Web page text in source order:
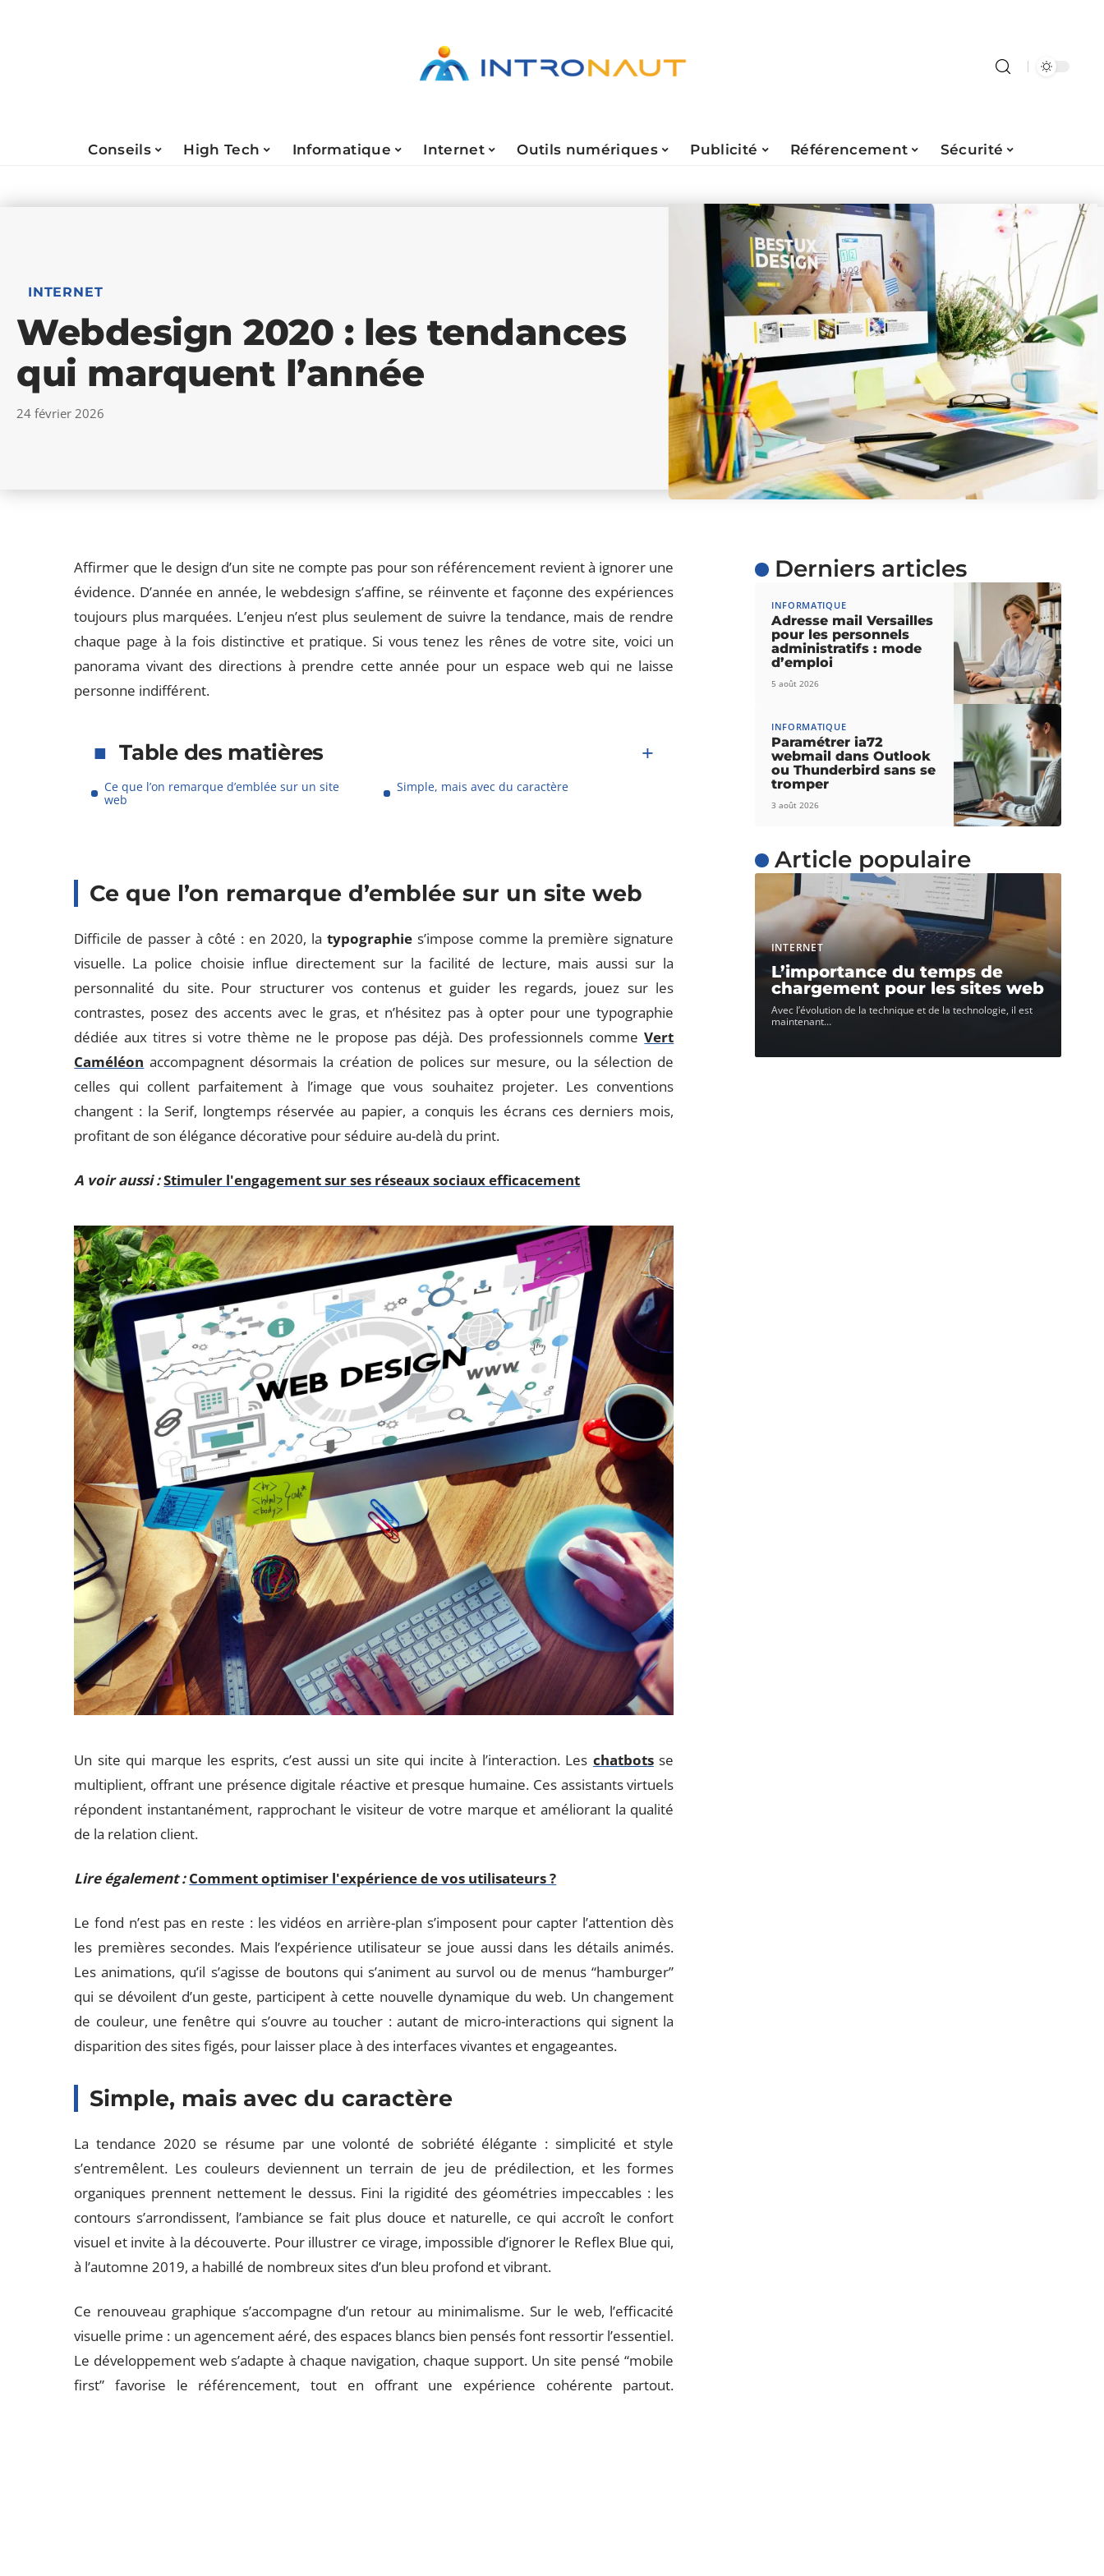
Conseils High Tech Informatique Internet Outils numériques Publicité Référencement Sécurité
INTERNET
Webdesign 2020 : les tendances
qui marquent l’année
24 février 2026
Affirmer que le design d’un site ne compte pas pour son référencement revient à ignorer une
évidence. D’année en année, le webdesign s’affine, se réinvente et façonne des expériences
toujours plus marquées. L’enjeu n’est plus seulement de suivre la tendance, mais de rendre
chaque page à la fois distinctive et pratique. Si vous tenez les rênes de votre site, voici un
panorama vivant des directions à prendre cette année pour un espace web qui ne laisse
personne indifférent.
Table des matières
Ce que l’on remarque d’emblée sur un site
web
Simple, mais avec du caractère
Ce que l’on remarque d’emblée sur un site web
Difficile de passer à côté : en 2020, la typographies’impose comme la première signature
visuelle. La police choisie influe directement sur la facilité de lecture, mais aussi sur la
personnalité du site. Pour structurer vos contenus et guider les regards, jouez sur les
contrastes, posez des accents avec le gras, et n’hésitez pas à opter pour une typographie
dédiée aux titres si votre thème ne le propose pas déjà. Des professionnels commeVert
Caméléon accompagnent désormais la création de polices sur mesure, ou la sélection de
celles qui collent parfaitement à l’image que vous souhaitez projeter. Les conventions
changent : la Serif, longtemps réservée au papier, a conquis les écrans ces derniers mois,
profitant de son élégance décorative pour séduire au-delà du print.
A voir aussi :Stimuler l'engagement sur ses réseaux sociaux efficacement
Un site qui marque les esprits, c’est aussi un site qui incite à l’interaction. Les chatbotsse
multiplient, offrant une présence digitale réactive et presque humaine. Ces assistants virtuels
répondent instantanément, rapprochant le visiteur de votre marque et améliorant la qualité
de la relation client.
Lire également : Comment optimiser l'expérience de vos utilisateurs ?
Le fond n’est pas en reste : les vidéos en arrière-plan s’imposent pour capter l’attention dès
les premières secondes. Mais l’expérience utilisateur se joue aussi dans les détails animés.
Les animations, qu’il s’agisse de boutons qui s’animent au survol ou de menus “hamburger”
qui se dévoilent d’un geste, participent à cette nouvelle dynamique du web. Un changement
de couleur, une fenêtre qui s’ouvre au toucher : autant de micro-interactions qui signent la
disparition des sites figés, pour laisser place à des interfaces vivantes et engageantes.
Simple, mais avec du caractère
La tendance 2020 se résume par une volonté de sobriété élégante : simplicité et style
s’entremêlent. Les couleurs deviennent un terrain de jeu de prédilection, et les formes
organiques prennent nettement le dessus. Fini la rigidité des géométries impeccables : les
contours s’arrondissent, l’ambiance se fait plus douce et naturelle, ce qui accroît le confort
visuel et invite à la découverte. Pour illustrer ce virage, impossible d’ignorer le Reflex Blue qui,
à l’automne 2019, a habillé de nombreux sites d’un bleu profond et vibrant.
Ce renouveau graphique s’accompagne d’un retour au minimalisme. Sur le web, l’efficacité
visuelle prime : un agencement aéré, des espaces blancs bien pensés font ressortir l’essentiel.
Le développement web s’adapte à chaque navigation, chaque support. Un site pensé “mobile
first” favorise le référencement, tout en offrant une expérience cohérente partout.
Derniers articles
INFORMATIQUE
Adresse mail Versailles
pour les personnels
administratifs : mode
d’emploi
5 août 2026
INFORMATIQUE
Paramétrer ia72
webmail dans Outlook
ou Thunderbird sans se
tromper
3 août 2026
Article populaire
INTERNET
L’importance du temps de
chargement pour les sites web
Avec l’évolution de la technique et de la technologie, il est
maintenant…